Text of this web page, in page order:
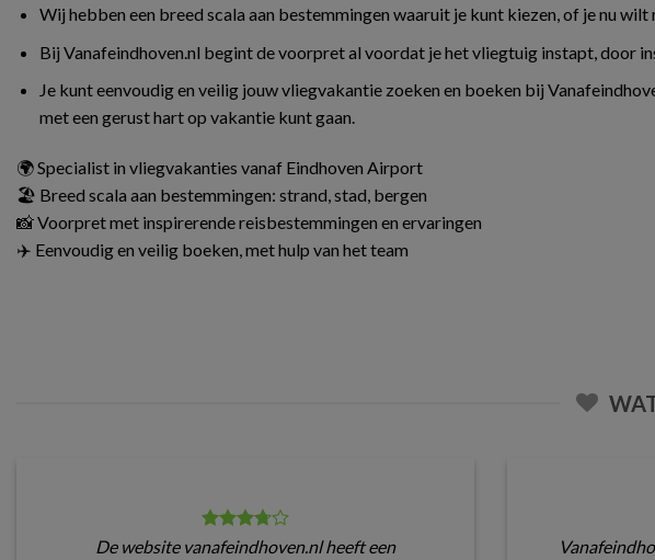
Wij hebben een breed scala aan bestemmingen waaruit je kunt kiezen, of je nu
Bij Vanafeindhoven.nl begint de voorpret al voordat je het vliegtuig instapt, door
Je kunt eenvoudig en veilig jouw vliegvakantie zoeken en boeken bij
met een gerust hart op vakantie kunt gaan.
🌍 Specialist in vliegvakanties vanaf Eindhoven Airport
🏖️ Breed scala aan bestemmingen: strand, stad, bergen
📸 Voorpret met inspirerende reisbestemmingen en ervaringen
✈️ Eenvoudig en veilig boeken, met hulp van het team
De website vanafeindhoven.nl heeft een